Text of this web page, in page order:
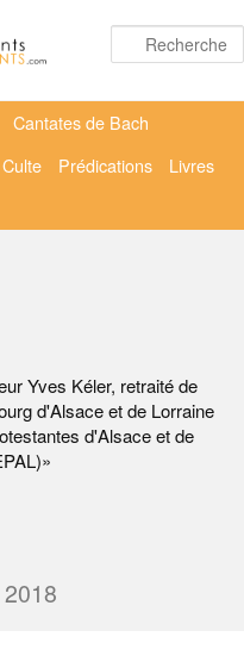
Yves Kéler, retraité de
d'Alsace et de Lorraine
d'Alsace et de
Cantates de Bach
Prédications
Livres